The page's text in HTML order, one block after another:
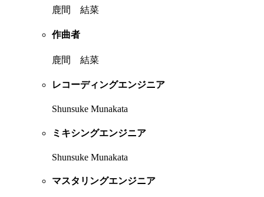
鹿間 結菜
作曲者
鹿間 結菜
レコーディングエンジニア
Shunsuke Munakata
ミキシングエンジニア
Shunsuke Munakata
マスタリングエンジニア